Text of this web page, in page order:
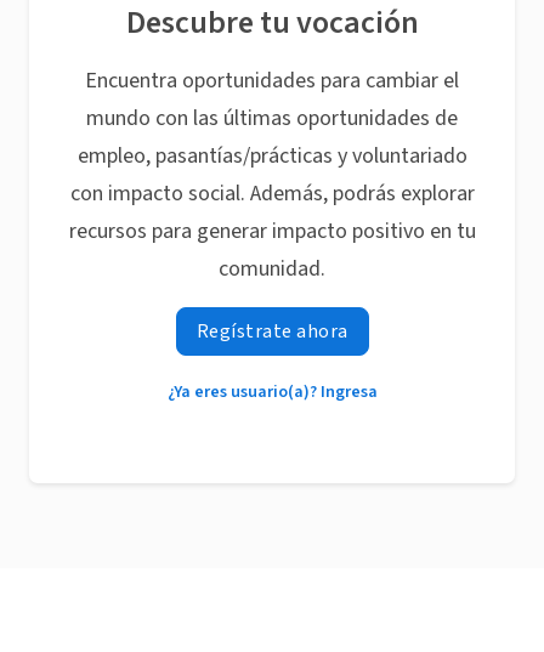
Descubre tu vocación
Encuentra oportunidades para cambiar el
mundo con las últimas oportunidades de
empleo, pasantías/prácticas y voluntariado
con impacto social. Además, podrás explorar
recursos para generar impacto positivo en tu
comunidad.
Regístrate ahora
¿Ya eres usuario(a)? Ingresa